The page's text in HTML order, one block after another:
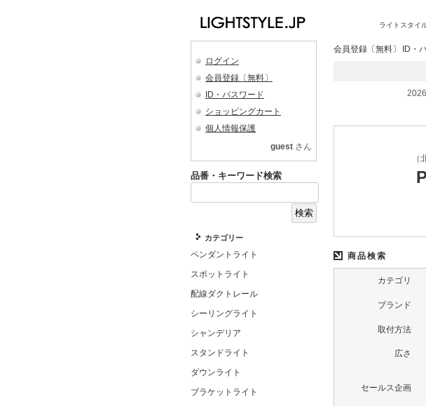
ライトスタイ
ログイン
会員登録〔無料〕
ID・パスワード
ショッピングカート
個人情報保護
guest さん
品番・キーワード検索
カテゴリー
ペンダントライト
スポットライト
配線ダクトレール
シーリングライト
シャンデリア
スタンドライト
ダウンライト
ブラケットライト
会員登録〔無料〕 ID・
商品検索
カテゴリ
ブランド
取付方法
広さ
セールス企画